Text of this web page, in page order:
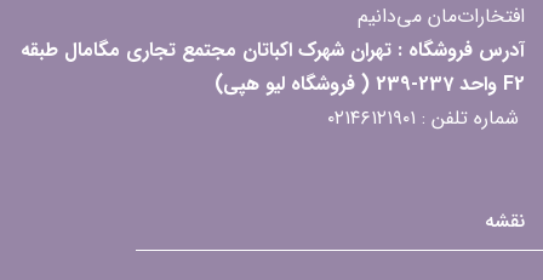
افتخارات‌مان می‌دانیم
آدرس فروشگاه : تهران شهرک اکباتان مجتمع تجاری مگامال طبقه
F2 واحد 237-239 ( فروشگاه لیو هپی)
شماره تلفن : ۰۲۱۴۶۱۲۱۹۰۱
نقشه